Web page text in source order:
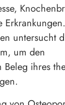
untersucht
um den
ihres